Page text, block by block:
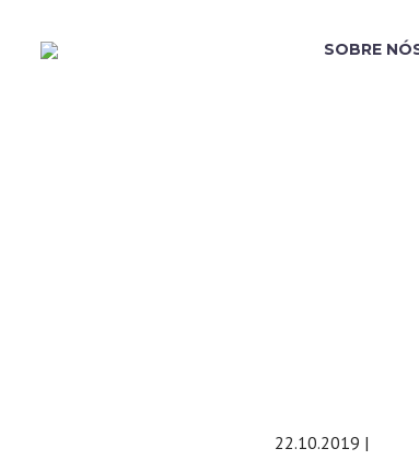
SOBRE
22.10.2019 |